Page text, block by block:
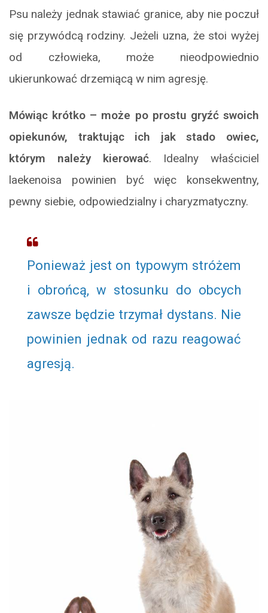
Psu należy jednak stawiać granice, aby nie poczuł
się przywódcą rodziny. Jeżeli uzna, że stoi wyżej
od człowieka, może nieodpowiednio
ukierunkować drzemiącą w nim agresję.
Mówiąc krótko – może po prostu gryźć swoich
opiekunów, traktując ich jak stado owiec,
którym należy kierować. Idealny właściciel
laekenoisa powinien być więc konsekwentny,
pewny siebie, odpowiedzialny i charyzmatyczny.
Ponieważ jest on typowym stróżem
i obrońcą, w stosunku do obcych
zawsze będzie trzymał dystans. Nie
powinien jednak od razu reagować
agresją.